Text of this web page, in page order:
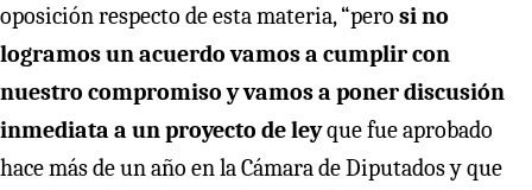
oposición respecto de esta materia, “pero si no
logramos un acuerdo vamos a cumplir con
nuestro compromiso y vamos a poner discusión
inmediata a un proyecto de leyque fue aprobado
hace más de un año en la Cámara de Diputados y que